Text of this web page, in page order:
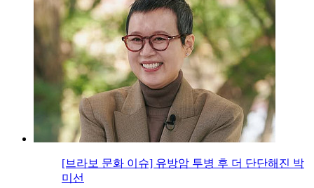
[브라보 문화 이슈] 유방암 투병 후 더 단단해진 박
미선